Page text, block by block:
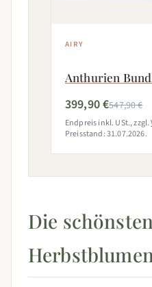
AIRY
Anthurien
399,90 €547,90 €
Endpreis inkl. USt., zzgl.
Preisstand: 31.07.2026.
Die schönsten